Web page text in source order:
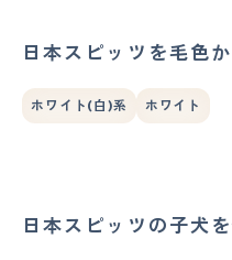
日本スピッツを毛色
ホワイト(白)系 ホワイト
日本スピッツの子犬